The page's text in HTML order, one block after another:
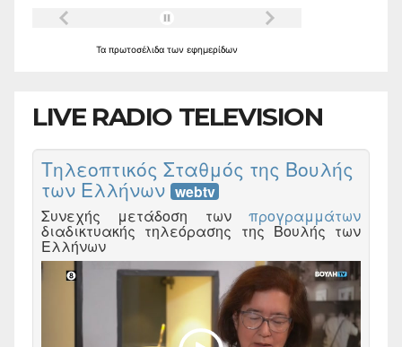
Τα πρωτοσέλιδα των εφημερίδων
LIVE RADIO TELEVISION